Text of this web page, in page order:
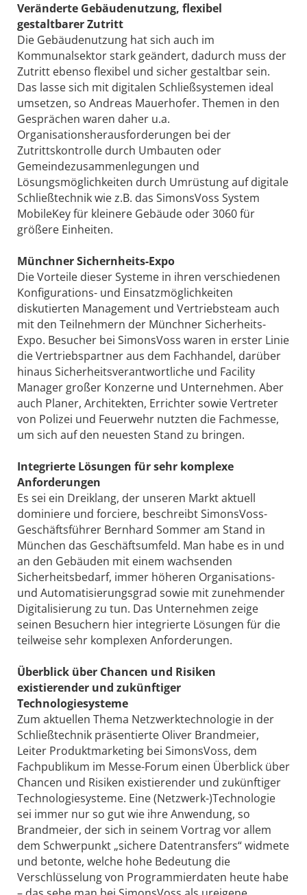
Veränderte Gebäudenutzung, flexibel
gestaltbarer Zutritt
Die Gebäudenutzung hat sich auch im
Kommunalsektor stark geändert, dadurch muss der
Zutritt ebenso flexibel und sicher gestaltbar sein.
Das lasse sich mit digitalen Schließsystemen ideal
umsetzen, so Andreas Mauerhofer. Themen in den
Gesprächen waren daher u.a.
Organisationsherausforderungen bei der
Zutrittskontrolle durch Umbauten oder
Gemeindezusammenlegungen und
Lösungsmöglichkeiten durch Umrüstung auf digitale
Schließtechnik wie z.B. das SimonsVoss System
MobileKey für kleinere Gebäude oder 3060 für
größere Einheiten.
Münchner Sichernheits-Expo
Die Vorteile dieser Systeme in ihren verschiedenen
Konfigurations- und Einsatzmöglichkeiten
diskutierten Management und Vertriebsteam auch
mit den Teilnehmern der Münchner Sicherheits-
Expo. Besucher bei SimonsVoss waren in erster Linie
die Vertriebspartner aus dem Fachhandel, darüber
hinaus Sicherheitsverantwortliche und Facility
Manager großer Konzerne und Unternehmen. Aber
auch Planer, Architekten, Errichter sowie Vertreter
von Polizei und Feuerwehr nutzten die Fachmesse,
um sich auf den neuesten Stand zu bringen.
Integrierte Lösungen für sehr komplexe
Anforderungen
Es sei ein Dreiklang, der unseren Markt aktuell
dominiere und forciere, beschreibt SimonsVoss-
Geschäftsführer Bernhard Sommer am Stand in
München das Geschäftsumfeld. Man habe es in und
an den Gebäuden mit einem wachsenden
Sicherheitsbedarf, immer höheren Organisations-
und Automatisierungsgrad sowie mit zunehmender
Digitalisierung zu tun. Das Unternehmen zeige
seinen Besuchern hier integrierte Lösungen für die
teilweise sehr komplexen Anforderungen.
Überblick über Chancen und Risiken
existierender und zukünftiger
Technologiesysteme
Zum aktuellen Thema Netzwerktechnologie in der
Schließtechnik präsentierte Oliver Brandmeier,
Leiter Produktmarketing bei SimonsVoss, dem
Fachpublikum im Messe-Forum einen Überblick über
Chancen und Risiken existierender und zukünftiger
Technologiesysteme. Eine (Netzwerk-)Technologie
sei immer nur so gut wie ihre Anwendung, so
Brandmeier, der sich in seinem Vortrag vor allem
dem Schwerpunkt „sichere Datentransfers“ widmete
und betonte, welche hohe Bedeutung die
Verschlüsselung von Programmierdaten heute habe